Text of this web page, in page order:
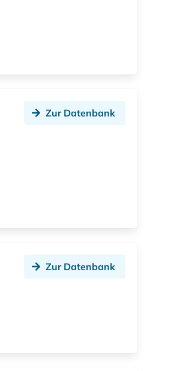
Zur Datenbank
Zur Datenbank